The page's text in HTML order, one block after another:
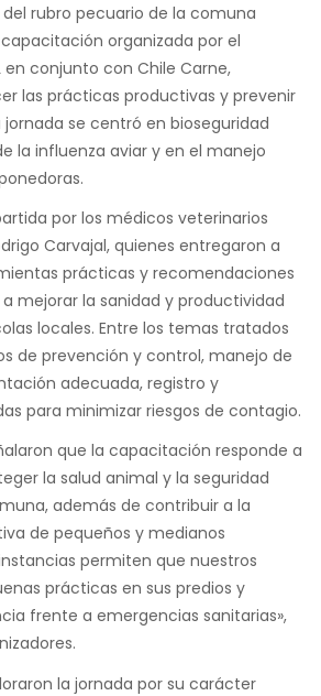
rubro pecuario de la comuna
organizada por el
en conjunto con Chile Carne,
las prácticas productivas y prevenir
jornada se centró en bioseguridad
la influenza aviar y en el manejo
por los médicos veterinarios
Carvajal, quienes entregaron a
prácticas y recomendaciones
mejorar la sanidad y productividad
locales. Entre los temas tratados
de prevención y control, manejo de
adecuada, registro y
para minimizar riesgos de contagio.
que la capacitación responde a
la salud animal y la seguridad
además de contribuir a la
de pequeños y medianos
permiten que nuestros
prácticas en sus predios y
frente a emergencias sanitarias»,
la jornada por su carácter